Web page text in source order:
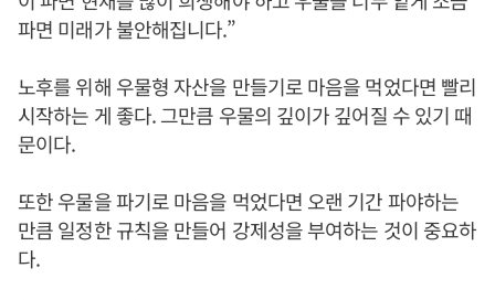
파면 미래가 불안해집니다.”
노후를 위해 우물형 자산을 만들기로 마음을 먹었다면 빨리
시작하는 게 좋다. 그만큼 우물의 깊이가 깊어질 수 있기 때
문이다.
또한 우물을 파기로 마음을 먹었다면 오랜 기간 파야하는
만큼 일정한 규칙을 만들어 강제성을 부여하는 것이 중요하
다.